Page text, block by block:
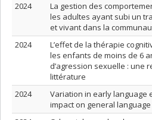
2024
La gestion des
les adultes ayant subi un
et vivant dans la
2024
L’effet de la thérapie
les enfants de moins de 6
d’agression sexuelle : une
littérature
2024
Variation in early language
impact on general